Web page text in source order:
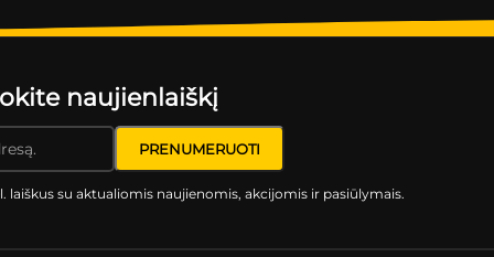
naujienlaiškį
laiškus su aktualiomis naujienomis, akcijomis ir pasiūlymais.